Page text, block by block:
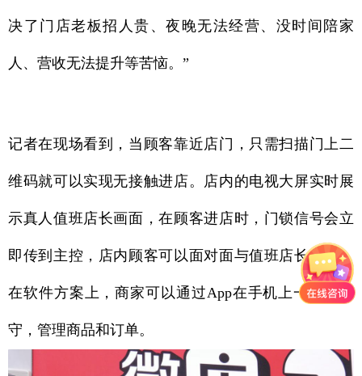
决了门店老板招人贵、夜晚无法经营、没时间陪家
人、营收无法提升等苦恼。”
记者在现场看到，当顾客靠近店门，只需扫描门上二
维码就可以实现无接触进店。店内的电视大屏实时展
示真人值班店长画面，在顾客进店时，门锁信号会立
即传到主控，店内顾客可以面对面与值班店长沟通。
在软件方案上，商家可以通过App在手机上一键云值
守，管理商品和订单。